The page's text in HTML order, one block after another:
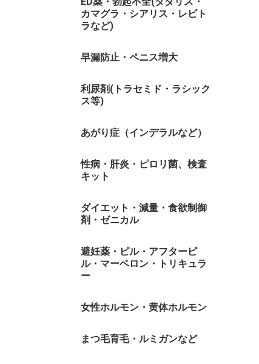
カマグラ・シアリス・レビト
ラなど)
早漏防止・ペニス増大
利尿剤(トラセミド・ラシック
ス等)
あがり症（インデラルなど）
性病・肝炎・ピロリ菌、検査
キット
ダイエット・減量・食欲制御
剤・ゼニカル
避妊薬・ピル・アフターピ
ル・マーベロン・トリキュラ
ー
女性ホルモン・黄体ホルモン
まつ毛育毛・ルミガンなど